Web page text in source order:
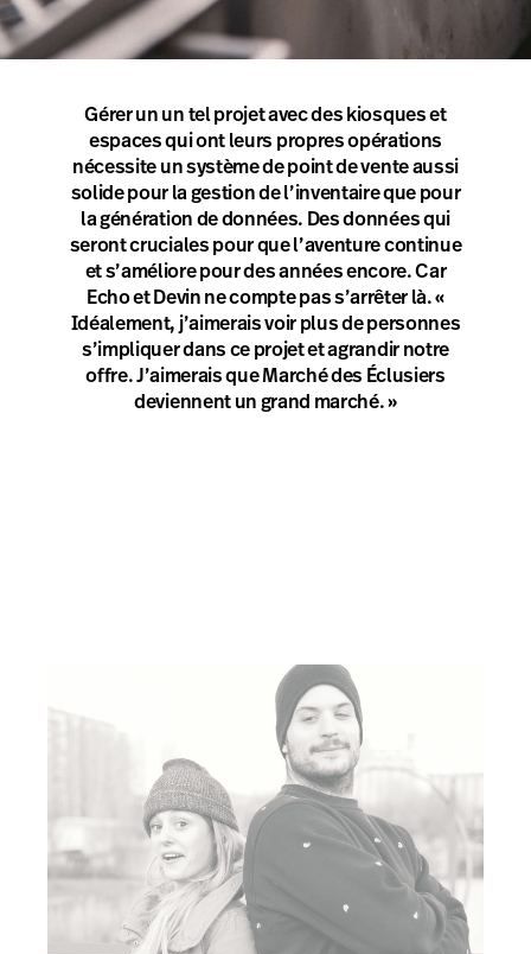
Gérer un un tel projet avec des kiosques et
espaces qui ont leurs propres opérations
nécessite un système de point de vente aussi
solide pour la gestion de l’inventaire que pour
la génération de données. Des données qui
seront cruciales pour que l’aventure continue
et s’améliore pour des années encore. Car
Echo et Devin ne compte pas s’arrêter là. «
Idéalement, j’aimerais voir plus de personnes
s’impliquer dans ce projet et agrandir notre
offre. J’aimerais que Marché des Éclusiers
deviennent un grand marché. »